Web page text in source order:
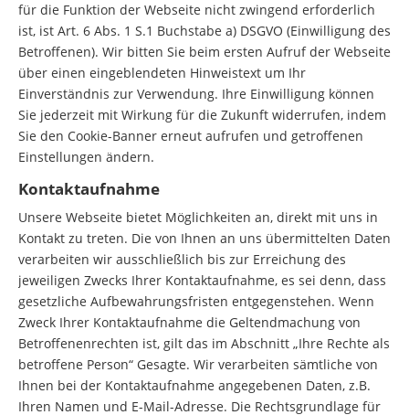
für die Funktion der Webseite nicht zwingend erforderlich
ist, ist Art. 6 Abs. 1 S.1 Buchstabe a) DSGVO (Einwilligung des
Betroffenen). Wir bitten Sie beim ersten Aufruf der Webseite
über einen eingeblendeten Hinweistext um Ihr
Einverständnis zur Verwendung. Ihre Einwilligung können
Sie jederzeit mit Wirkung für die Zukunft widerrufen, indem
Sie den Cookie-Banner erneut aufrufen und getroffenen
Einstellungen ändern.
Kontaktaufnahme
Unsere Webseite bietet Möglichkeiten an, direkt mit uns in
Kontakt zu treten. Die von Ihnen an uns übermittelten Daten
verarbeiten wir ausschließlich bis zur Erreichung des
jeweiligen Zwecks Ihrer Kontaktaufnahme, es sei denn, dass
gesetzliche Aufbewahrungsfristen entgegenstehen. Wenn
Zweck Ihrer Kontaktaufnahme die Geltendmachung von
Betroffenenrechten ist, gilt das im Abschnitt „Ihre Rechte als
betroffene Person“ Gesagte. Wir verarbeiten sämtliche von
Ihnen bei der Kontaktaufnahme angegebenen Daten, z.B.
Ihren Namen und E-Mail-Adresse. Die Rechtsgrundlage für